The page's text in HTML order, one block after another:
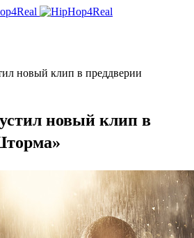
новый клип в преддверии
новый клип в